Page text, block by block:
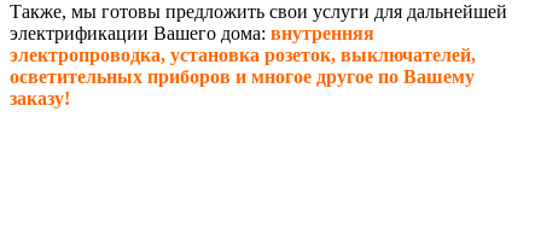
Также, мы готовы предложить свои услуги для дальнейшей
электрификации Вашего дома: внутренняя
электропроводка, установка розеток, выключателей,
осветительных приборов и многое другое по Вашему
заказу!